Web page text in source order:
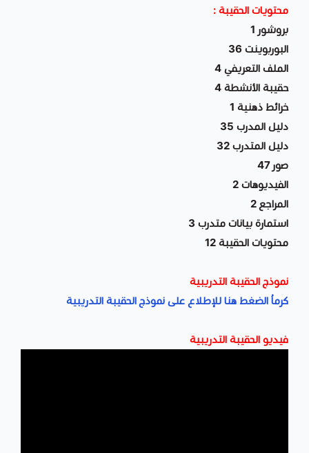
محتويات الحقيبة :
بروشور 1
البوربوينت 36
الملف التعريفي 4
حقيبة الأنشطة 4
خرائط ذهنية 1
دليل المدرب 35
دليل المتدرب 32
صور 47
الفيديوهات 2
المراجع 2
استمارة بيانات متدرب 3
محتويات الحقيبة 12
نموذج الحقيبة التدريبية
كرماُ الضغط هنا للإطلاع على نموذج الحقيبة التدريبية
فيديو الحقيبة التدريبية